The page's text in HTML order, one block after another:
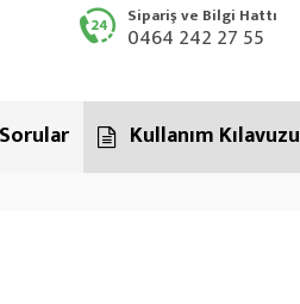
Sipariş ve Bilgi Hattı
0464 242 27 55
Kullanım Kılavuzu